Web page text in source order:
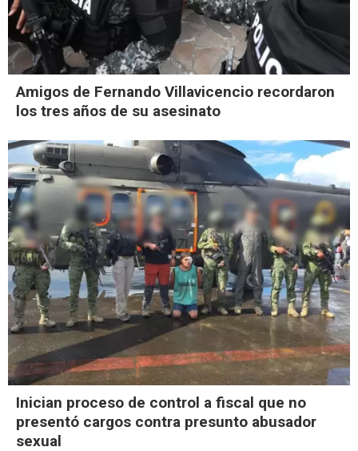
Amigos de Fernando Villavicencio recordaron
los tres años de su asesinato
Inician proceso de control a fiscal que no
presentó cargos contra presunto abusador
sexual